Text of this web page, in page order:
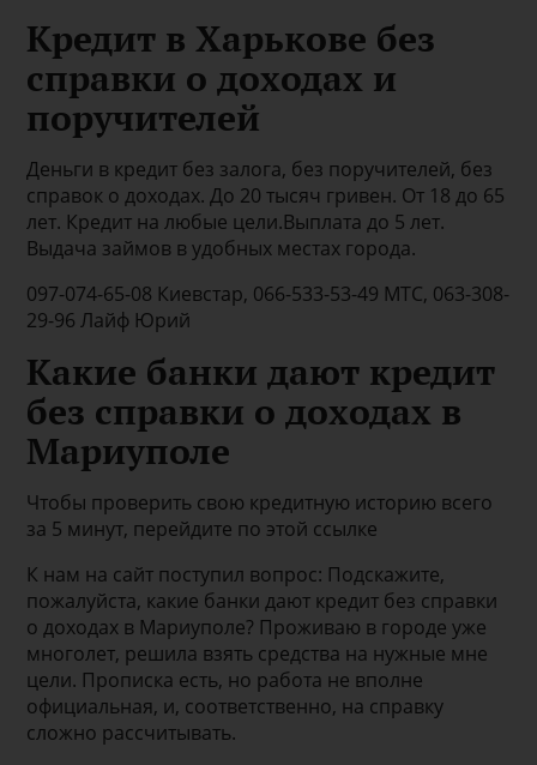
Кредит в Харькове без
справки о доходах и
поручителей
Деньги в кредит без залога, без поручителей, без
справок о доходах. До 20 тысяч гривен. От 18 до 65
лет. Кредит на любые цели.Выплата до 5 лет.
Выдача займов в удобных местах города.
097-074-65-08 Киевстар, 066-533-53-49 МТС, 063-308-
29-96 Лайф Юрий
Какие банки дают кредит
без справки о доходах в
Мариуполе
Чтобы проверить свою кредитную историю всего
за 5 минут, перейдите по этой ссылке
К нам на сайт поступил вопрос: Подскажите,
пожалуйста, какие банки дают кредит без справки
о доходах в Мариуполе? Проживаю в городе уже
многолет, решила взять средства на нужные мне
цели. Прописка есть, но работа не вполне
официальная, и, соответственно, на справку
сложно рассчитывать.